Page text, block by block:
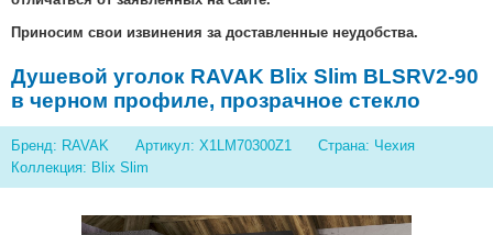
Приносим свои извинения за доставленные неудобства.
Душевой уголок RAVAK Blix Slim BLSRV2-90
в черном профиле, прозрачное стекло
Бренд: RAVAK Артикул: X1LM70300Z1
Страна: Чехия
Коллекция: Blix Slim